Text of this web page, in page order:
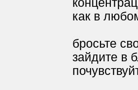
как в
бросьте
зайдите в